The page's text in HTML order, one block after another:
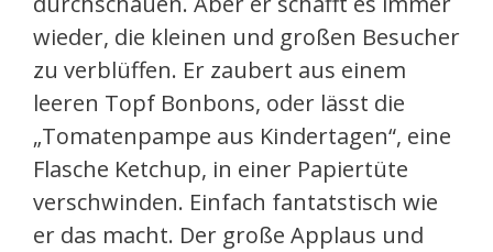
wieder, die kleinen und großen Besucher
zu verblüffen. Er zaubert aus einem
leeren Topf Bonbons, oder lässt die
„Tomatenpampe aus Kindertagen“, eine
Flasche Ketchup, in einer Papiertüte
verschwinden. Einfach fantatstisch wie
er das macht. Der große Applaus und